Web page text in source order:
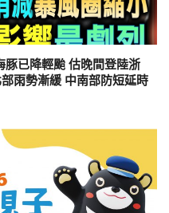
豚已降輕颱 估晚間登陸浙
雨勢漸緩 中南部防短延時